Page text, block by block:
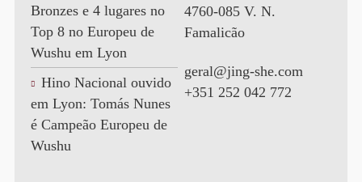
Bronzes e 4 lugares no
Top 8 no Europeu de
Wushu em Lyon
Hino Nacional ouvido
em Lyon: Tomás Nunes
é Campeão Europeu de
Wushu
4760-085 V. N.
Famalicão
geral@jing-she.com
+351 252 042 772